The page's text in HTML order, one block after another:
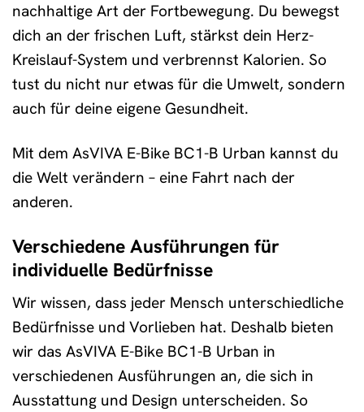
nachhaltige Art der Fortbewegung. Du bewegst
dich an der frischen Luft, stärkst dein Herz-
Kreislauf-System und verbrennst Kalorien. So
tust du nicht nur etwas für die Umwelt, sondern
auch für deine eigene Gesundheit.
Mit dem AsVIVA E-Bike BC1-B Urban kannst du
die Welt verändern – eine Fahrt nach der
anderen.
Verschiedene Ausführungen für
individuelle Bedürfnisse
Wir wissen, dass jeder Mensch unterschiedliche
Bedürfnisse und Vorlieben hat. Deshalb bieten
wir das AsVIVA E-Bike BC1-B Urban in
verschiedenen Ausführungen an, die sich in
Ausstattung und Design unterscheiden. So